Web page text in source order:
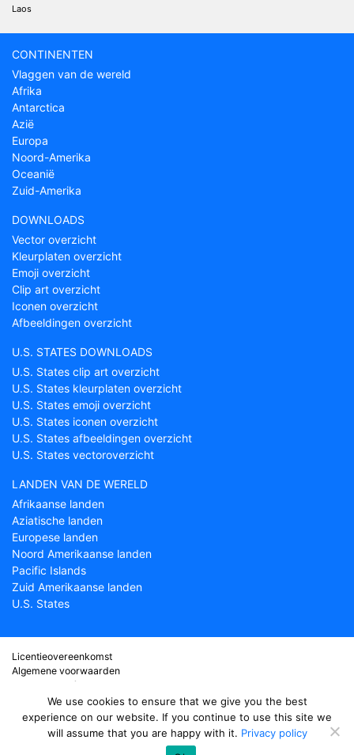
Laos
CONTINENTEN
Vlaggen van de wereld
Afrika
Antarctica
Azië
Europa
Noord-Amerika
Oceanië
Zuid-Amerika
DOWNLOADS
Vector overzicht
Kleurplaten overzicht
Emoji overzicht
Clip art overzicht
Iconen overzicht
Afbeeldingen overzicht
U.S. STATES DOWNLOADS
U.S. States clip art overzicht
U.S. States kleurplaten overzicht
U.S. States emoji overzicht
U.S. States iconen overzicht
U.S. States afbeeldingen overzicht
U.S. States vectoroverzicht
LANDEN VAN DE WERELD
Afrikaanse landen
Aziatische landen
Europese landen
Noord Amerikaanse landen
Pacific Islands
Zuid Amerikaanse landen
U.S. States
Licentieovereenkomst
Algemene voorwaarden
Over Countryflags.com
Disclaimer
Privacy Policy
Country flags- onderdeel van ProFlags BV
We use cookies to ensure that we give you the best
experience on our website. If you continue to use this site we
will assume that you are happy with it. Privacy policy